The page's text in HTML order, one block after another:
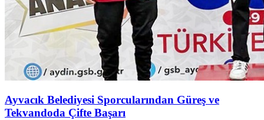
Ayvacık Belediyesi Sporcularından Güreş ve
Tekvandoda Çifte Başarı